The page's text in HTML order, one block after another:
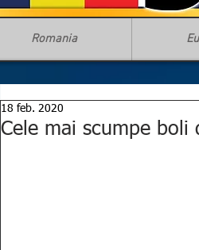
Romania
Cele mai scumpe boli
18 feb. 2020